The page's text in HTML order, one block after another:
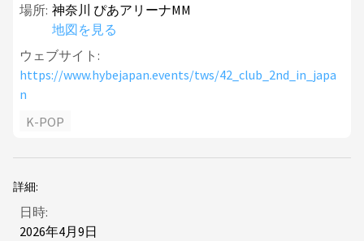
場所: 神奈川 ぴあアリーナMM
地図を見る
ウェブサイト:
https://www.hybejapan.events/tws/42_club_2nd_in_japa
n
K-POP
詳細:
日時:
2026年4月9日